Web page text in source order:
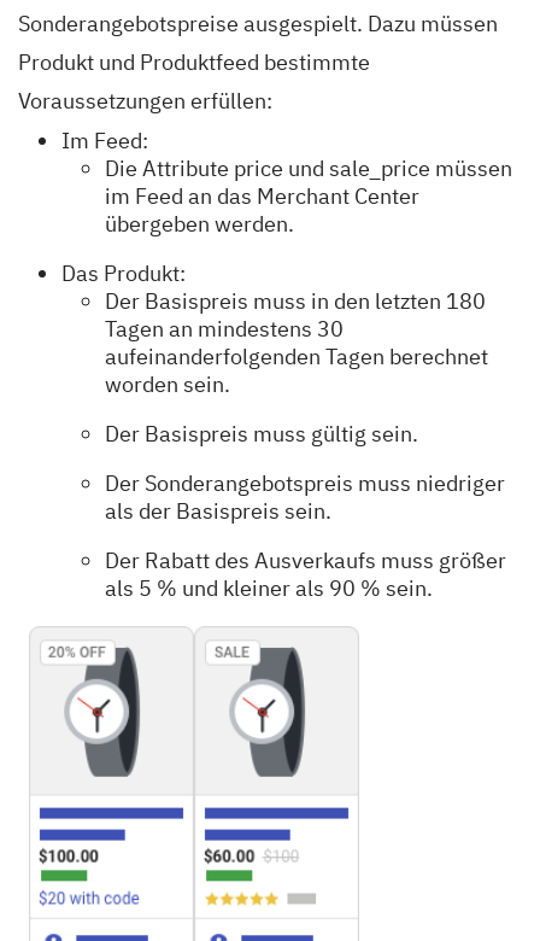
Sonderangebotspreise ausgespielt. Dazu müssen
Produkt und Produktfeed bestimmte
Voraussetzungen erfüllen:
Im Feed:
Die Attribute price und sale_price müssen
im Feed an das Merchant Center
übergeben werden.
Das Produkt:
Der Basispreis muss in den letzten 180
Tagen an mindestens 30
aufeinanderfolgenden Tagen berechnet
worden sein.
Der Basispreis muss gültig sein.
Der Sonderangebotspreis muss niedriger
als der Basispreis sein.
Der Rabatt des Ausverkaufs muss größer
als 5 % und kleiner als 90 % sein.